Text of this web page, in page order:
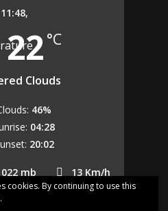
11:48,
22 °C
Clouds
mb 13 Km/h
46%
04:28
20:02
cookies. By continuing to use this